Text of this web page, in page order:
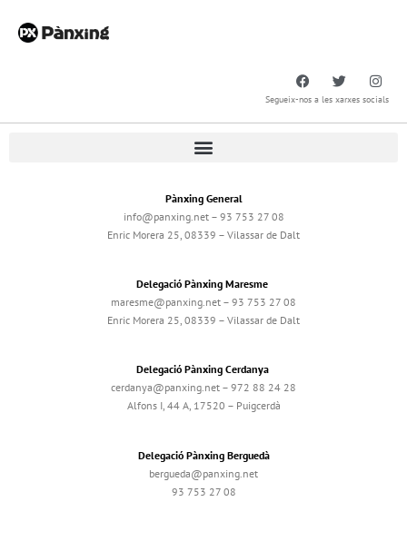
Segueix-nos a les xarxes socials
Pànxing General
info@panxing.net – 93 753 27 08
Enric Morera 25, 08339 – Vilassar de Dalt
Delegació Pànxing Maresme
maresme@panxing.net – 93 753 27 08
Enric Morera 25, 08339 – Vilassar de Dalt
Delegació Pànxing Cerdanya
cerdanya@panxing.net – 972 88 24 28
Alfons I, 44 A, 17520 – Puigcerdà
Delegació Pànxing Berguedà
bergueda@panxing.net
93 753 27 08